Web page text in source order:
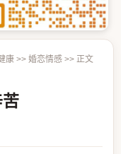
康 >> 婚恋情感 >> 正文